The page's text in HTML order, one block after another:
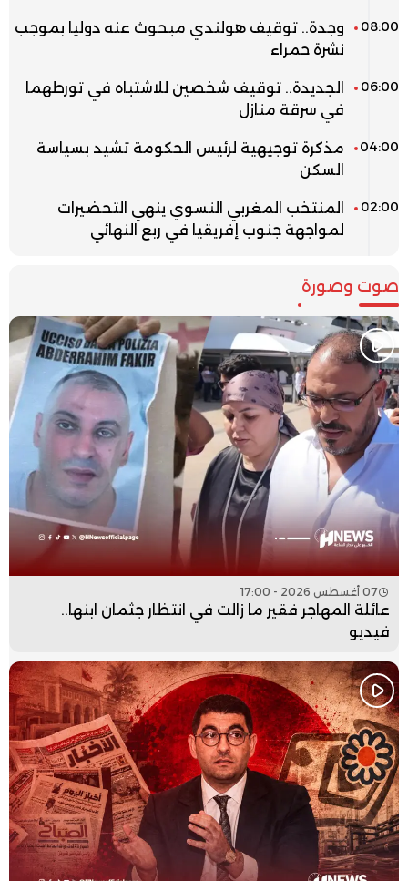
08:00
وجدة.. توقيف هولندي مبحوث عنه دوليا بموجب
نشرة حمراء
06:00
الجديدة.. توقيف شخصين للاشتباه في تورطهما
في سرقة منازل
04:00
مذكرة توجيهية لرئيس الحكومة تشيد بسياسة
السكن
02:00
المنتخب المغربي النسوي ينهي التحضيرات
لمواجهة جنوب إفريقيا في ربع النهائي
صوت وصورة
07 أغسطس 2026 - 17:00
عائلة المهاجر فقير ما زالت في انتظار جثمان ابنها..
فيديو